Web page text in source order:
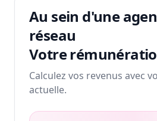
Au sein d'une
réseau
Votre
Calculez vos revenus avec
actuelle.